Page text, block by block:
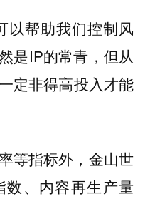
以帮助我们控制风
是IP的常青，但从
定非得高投入才能
等指标外，金山世
、内容再生产量